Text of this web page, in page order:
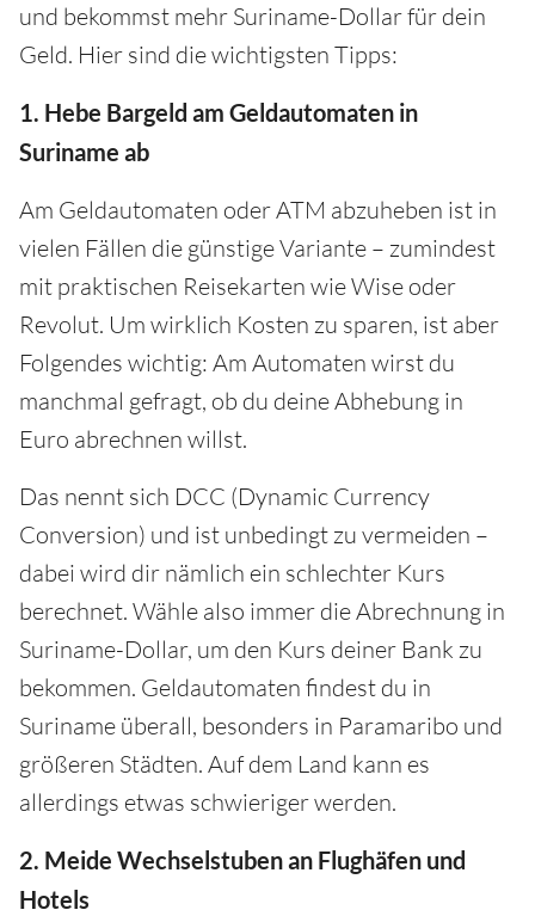
und bekommst mehr Suriname-Dollar für dein
Geld. Hier sind die wichtigsten Tipps:
1. Hebe Bargeld am Geldautomaten in
Suriname ab
Am Geldautomaten oder ATM abzuheben ist in
vielen Fällen die günstige Variante – zumindest
mit praktischen Reisekarten wie Wise oder
Revolut. Um wirklich Kosten zu sparen, ist aber
Folgendes wichtig: Am Automaten wirst du
manchmal gefragt, ob du deine Abhebung in
Euro abrechnen willst.
Das nennt sich DCC (Dynamic Currency
Conversion) und ist unbedingt zu vermeiden –
dabei wird dir nämlich ein schlechter Kurs
berechnet. Wähle also immer die Abrechnung in
Suriname-Dollar, um den Kurs deiner Bank zu
bekommen. Geldautomaten findest du in
Suriname überall, besonders in Paramaribo und
größeren Städten. Auf dem Land kann es
allerdings etwas schwieriger werden.
2. Meide Wechselstuben an Flughäfen und
Hotels